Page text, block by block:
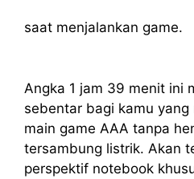
saat menjalankan game.
Angka 1 jam 39 menit ini
sebentar bagi kamu
main game AAA tanpa
tersambung listrik. Akan
perspektif notebook